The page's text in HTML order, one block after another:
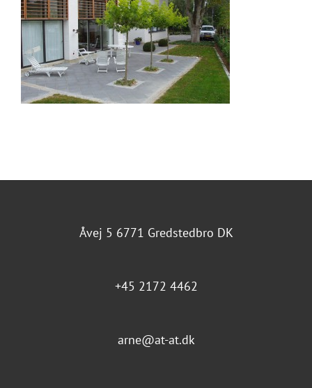
Åvej 5 6771 Gredstedbro DK
+45 2172 4462
arne@at-at.dk